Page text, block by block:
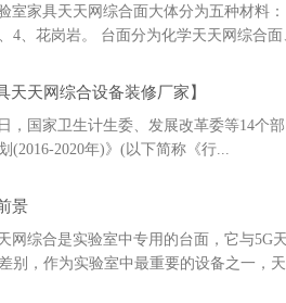
室家具天天网综合面大体分为五种材料：
锈钢、4、花岗岩。 台面分为化学天天网综合
天天网综合设备装修厂家】
，国家卫生计生委、发展改革委等14
(2016-2020年)》(以下简称《行...
景
网综合是实验室中专用的台面，它与
，作为实验室中最重要的设备之一，